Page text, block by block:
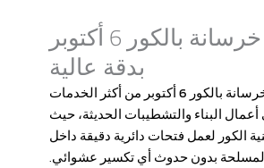
خرق خرسانة بالكور 6 أكتوبر
بدقة عالية
بالكور 6 أكتوبر
من أكثر الخدمات
البناء والتشطيبات الحديثة، حيث
الكور لعمل فتحات دائرية دقيقة داخل
بدون حدوث أي تكسير عشوائي.